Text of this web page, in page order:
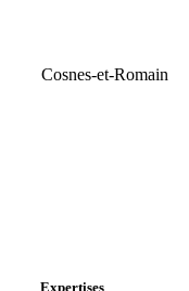
Cosnes-et-Romain
Expertises